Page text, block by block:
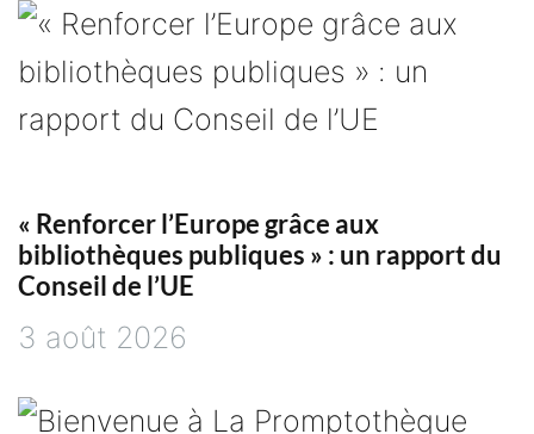
t
o
n
d
e
« Renforcer l’Europe grâce aux
bibliothèques publiques » : un rapport du
Conseil de l’UE
3 août 2026